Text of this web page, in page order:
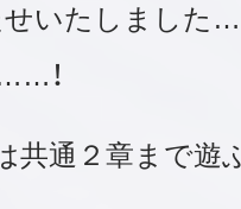
せいたしました
！
共通２章まで遊